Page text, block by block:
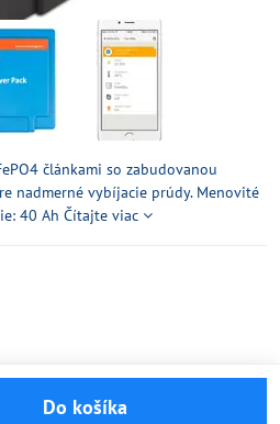
článkami so zabudovanou
nadmerné vybíjacie prúdy. Menovité
40 Ah Čítajte viac
Do košíka